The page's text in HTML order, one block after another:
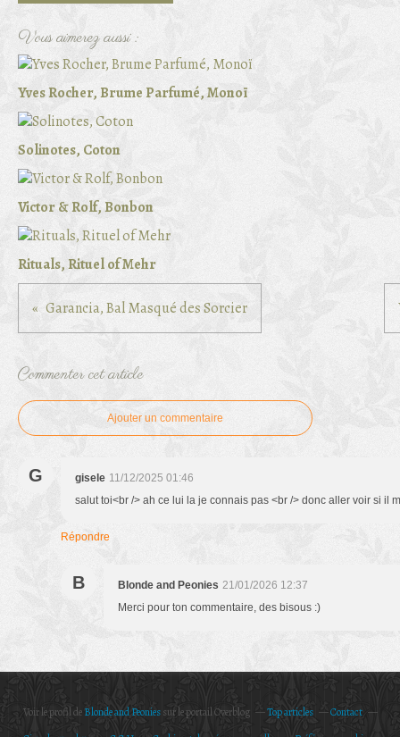
Vous aimerez aussi :
Yves Rocher, Brume Parfumé, Monoï
Solinotes, Coton
Victor & Rolf, Bonbon
Rituals, Rituel of Mehr
Garancia, Bal Masqué des Sorcier
Commenter cet article
Ajouter un commentaire
G gisele 11/12/2025 01:46
salut toi<br /> ah ce lui la je connais pas <br /> donc aller voir si il
Répondre
B Blonde and Peonies 21/01/2026 12:37
Merci pour ton commentaire, des bisous :)
Voir le profil deBlonde and Peoniessur le portail Overblog Top articles
Contact